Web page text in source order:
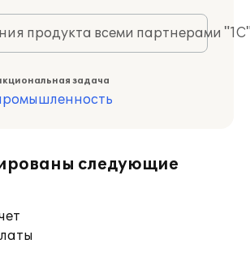
продукта всеми партнерами
задача
следующие